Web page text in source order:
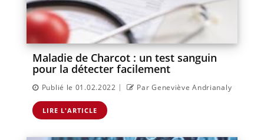
Maladie de Charcot : un test sanguin
pour la détecter facilement
Publié le 01.02.2022 | Par Geneviève Andrianaly
LIRE L'ARTICLE